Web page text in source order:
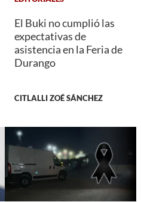
El Buki no cumplió las
expectativas de
asistencia en la Feria de
Durango
CITLALLI ZOÉ SÁNCHEZ